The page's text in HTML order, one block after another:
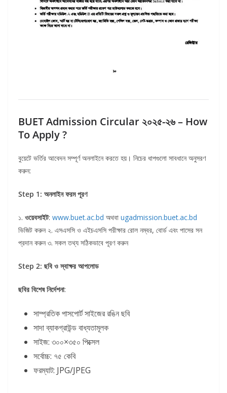
BUET Admission Circular ২০২৫-২৬ – How
To Apply ?
বুয়েটে ভর্তির আবেদন সম্পূর্ণ অনলাইনে করতে হয়। নিচের ধাপগুলো সাবধানে অনুসরণ
করুন:
Step 1: অনলাইন ফরম পূরণ
১. ওয়েবসাইট: www.buet.ac.bd অথবা ugadmission.buet.ac.bd
ভিজিট করুন ২. এসএসসি ও এইচএসসি পরীক্ষার রোল নম্বর, বোর্ড এবং পাসের সন
প্রদান করুন ৩. সকল তথ্য সঠিকভাবে পূরণ করুন
Step 2: ছবি ও স্বাক্ষর আপলোড
ছবির বিশেষ নির্দেশনা:
সাম্প্রতিক পাসপোর্ট সাইজের রঙিন ছবি
সাদা ব্যাকগ্রাউন্ড বাধ্যতামূলক
সাইজ: ৩০০×৩৫০ পিক্সেল
সর্বোচ্চ: ৭৫ কেবি
ফরম্যাট: JPG/JPEG